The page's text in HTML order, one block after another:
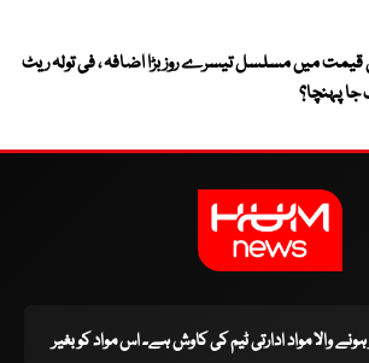
میں مسلسل تیسرے روز بڑا اضافہ ، فی تولہ ریٹ
پہنچا؟
ہونے والا مواد ادارتی ٹیم کی کاوش ہے۔ اس مواد کو بغیر